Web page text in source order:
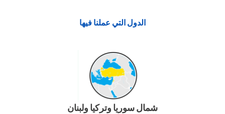
الدول التي عملنا فيها
شمال سوريا وتركيا ولبنان